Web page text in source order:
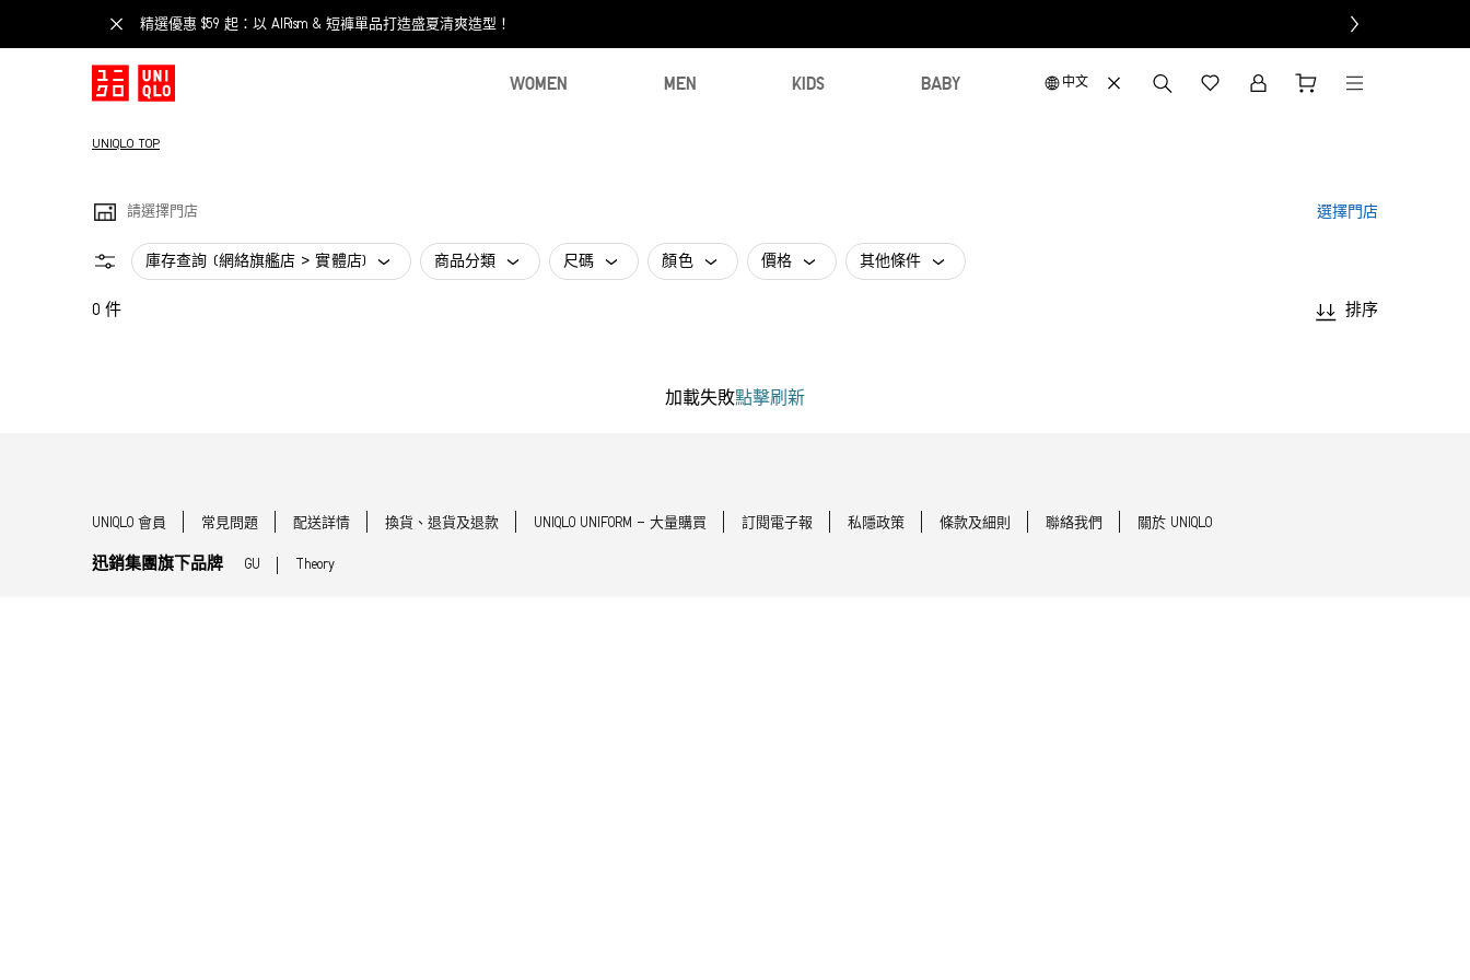
精選優惠 $59 起：以 AIRism & 短褲單品打造盛夏清爽造型！
WOMEN MEN KIDS BABY 中文
UNIQLO TOP
請選擇門店 選擇門店
庫存查詢 (網絡旗艦店 > 實體店) 商品分類 尺碼 顏色 價格 其他條件
0 件 排序
加載失敗點擊刷新
UNIQLO 會員 常見問題 配送詳情 換貨、退貨及退款 UNIQLO UNIFORM - 大量購買 訂閱電子報 私隱政策 條款及細則 聯絡我們 關於 UNIQLO
迅銷集團旗下品牌 GU Theory